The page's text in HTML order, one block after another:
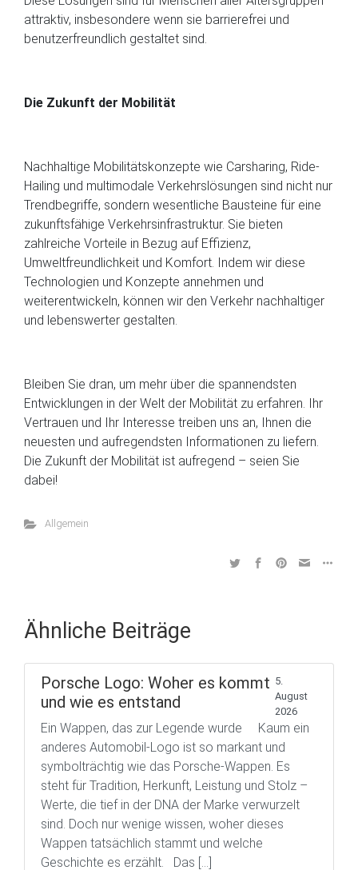
attraktiv, insbesondere wenn sie barrierefrei und
benutzerfreundlich gestaltet sind.
Die Zukunft der Mobilität
Nachhaltige Mobilitätskonzepte wie Carsharing, Ride-
Hailing und multimodale Verkehrslösungen sind nicht nur
Trendbegriffe, sondern wesentliche Bausteine für eine
zukunftsfähige Verkehrsinfrastruktur. Sie bieten
zahlreiche Vorteile in Bezug auf Effizienz,
Umweltfreundlichkeit und Komfort. Indem wir diese
Technologien und Konzepte annehmen und
weiterentwickeln, können wir den Verkehr nachhaltiger
und lebenswerter gestalten.
Bleiben Sie dran, um mehr über die spannendsten
Entwicklungen in der Welt der Mobilität zu erfahren. Ihr
Vertrauen und Ihr Interesse treiben uns an, Ihnen die
neuesten und aufregendsten Informationen zu liefern.
Die Zukunft der Mobilität ist aufregend – seien Sie
dabei!
Allgemein
Ähnliche Beiträge
Porsche Logo: Woher es kommt
und wie es entstand
5.
August
2026
Ein Wappen, das zur Legende wurde Kaum ein
anderes Automobil-Logo ist so markant und
symbolträchtig wie das Porsche-Wappen. Es
steht für Tradition, Herkunft, Leistung und Stolz –
Werte, die tief in der DNA der Marke verwurzelt
sind. Doch nur wenige wissen, woher dieses
Wappen tatsächlich stammt und welche
Geschichte es erzählt. Das […]